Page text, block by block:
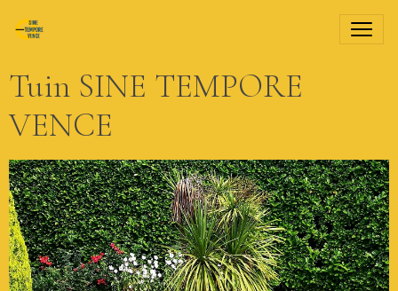
Tuin SINE TEMPORE
VENCE